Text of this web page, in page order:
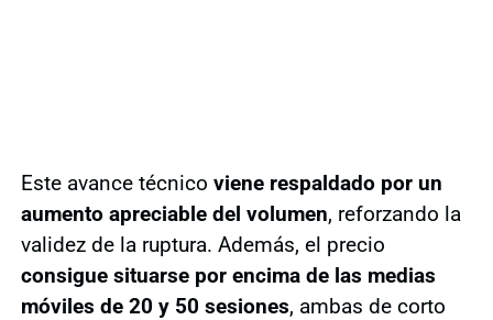
Este avance técnico viene respaldado por un
aumento apreciable del volumen, reforzando la
validez de la ruptura. Además, el precio
consigue situarse por encima de las medias
móviles de 20 y 50 sesiones, ambas de corto